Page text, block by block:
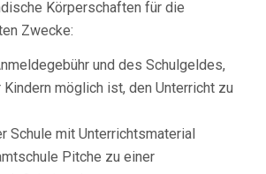
Körperschaften für die
Zwecke:
und des Schulgeldes,
möglich ist, den Unterricht zu
Schule mit Unterrichtsmaterial
Pitche zu einer